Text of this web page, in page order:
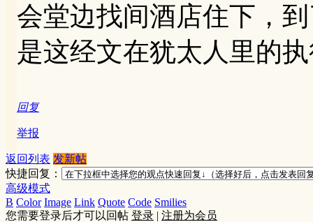
会堂边找间酒店住下，
是这经文在犹太人里的
回复
举报
返回列表 发新帖
快捷回复：
高级模式
B Color Image Link Quote Code Smilies
您需要登录后才可以回帖 登录 | 注册为会员